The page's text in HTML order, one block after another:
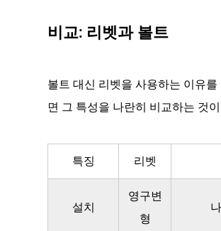
트
교:
리
과
트
비교: 리벳과 볼트
볼트 대신 리벳을 사용하는 이유를
면 그 특성을 나란히 비교하는 것
특징 리벳
설치
영구변
형